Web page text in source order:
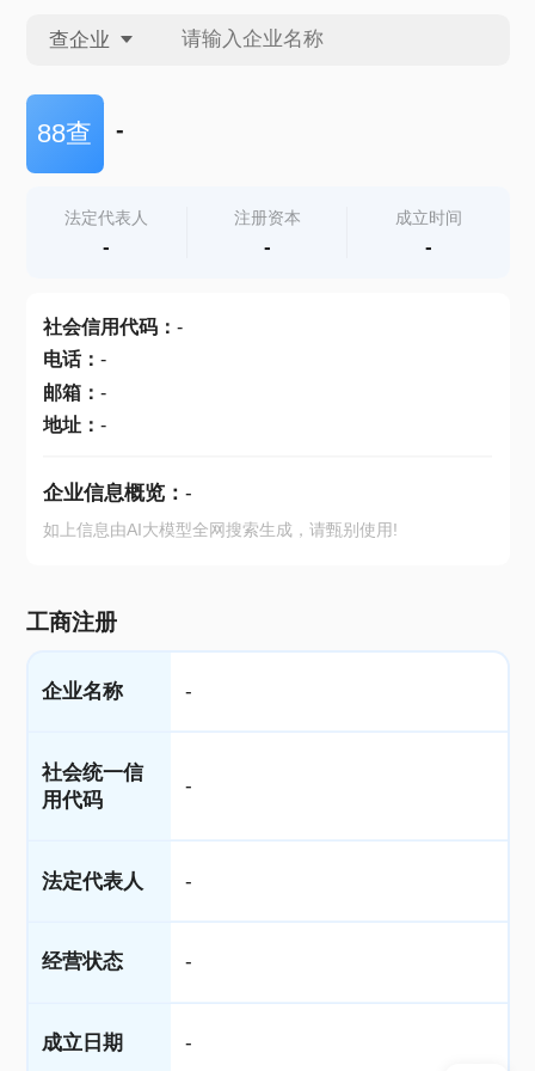
查企业
查企业
查产地
88查 -
法定代表人
-
注册资本
-
成立时间
-
社会信用代码： -
电话： -
邮箱： -
地址： -
企业信息概览： -
如上信息由AI大模型全网搜索生成，请甄别使用!
工商注册
企业名称 -
社会统一信
用代码
-
法定代表人 -
经营状态 -
成立日期 -